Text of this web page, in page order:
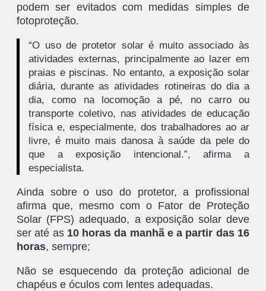
podem ser evitados com medidas simples de
fotoproteção.
“O uso de protetor solar é muito associado às
atividades externas, principalmente ao lazer em
praias e piscinas. No entanto, a exposição solar
diária, durante as atividades rotineiras do dia a
dia, como na locomoção a pé, no carro ou
transporte coletivo, nas atividades de educação
física e, especialmente, dos trabalhadores ao ar
livre, é muito mais danosa à saúde da pele do
que a exposição intencional.”, afirma a
especialista.
Ainda sobre o uso do protetor, a profissional
afirma que, mesmo com o Fator de Proteção
Solar (FPS) adequado, a exposição solar deve
ser até as 10 horas da manhã e a partir das 16
horas, sempre;
Não se esquecendo da proteção adicional de
chapéus e óculos com lentes adequadas.